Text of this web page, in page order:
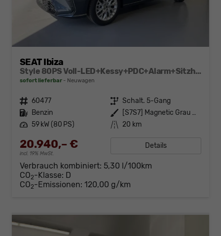
SEAT Ibiza
Style 80PS Voll-LED+Kessy+PDC+Alarm+Sitzheizung+Kamera+App-Connect
sofort lieferbar Neuwagen
Fahrzeugnr. 60477 Getriebe Schalt. 5-Gang
Kraftstoff Benzin Außenfarbe
[S7S7] Magnetic Grau Metallic
Leistung 59 kW (80 PS) Kilometerstand 20 km
20.940,– €
incl. 19% MwSt.
Details
Verbrauch kombiniert: 5,30 l/100km
CO2-Klasse: D
CO2-Emissionen: 120,00 g/km